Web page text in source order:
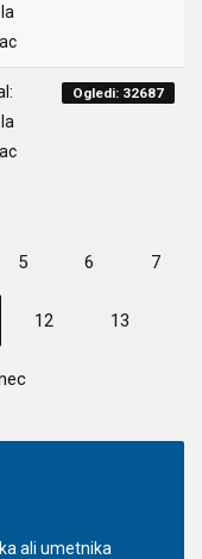
Ogledi: 32687
5 6 7
12 13
ali umetnika